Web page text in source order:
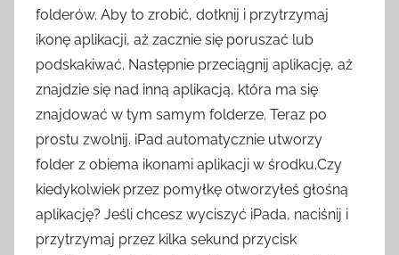
folderów. Aby to zrobić, dotknij i przytrzymaj
ikonę aplikacji, aż zacznie się poruszać lub
podskakiwać. Następnie przeciągnij aplikację, aż
znajdzie się nad inną aplikacją, która ma się
znajdować w tym samym folderze. Teraz po
prostu zwolnij. iPad automatycznie utworzy
folder z obiema ikonami aplikacji w środku.Czy
kiedykolwiek przez pomyłkę otworzyłeś głośną
aplikację? Jeśli chcesz wyciszyć iPada, naciśnij i
przytrzymaj przez kilka sekund przycisk